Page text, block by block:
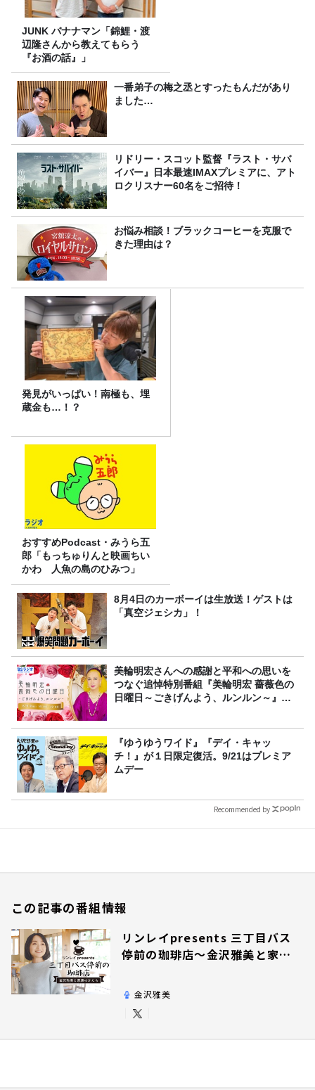
JUNK バナナマン「錦鯉・渡
辺隆さんから教えてもらう
『お酒の話』」
一番弟子の梅之丞とすったもんだがあり
ました…
リドリー・スコット監督『ラスト・サバ
イバー』日本最速IMAXプレミアに、アト
ロクリスナー60名をご招待！
お悩み相談！ブラックコーヒーを克服で
きた理由は？
発見がいっぱい！南極も、埋
蔵金も…！？
おすすめPodcast・みうら五
郎「もっちゅりんと映画ちい
かわ 人魚の島のひみつ」
8月4日のカーボーイは生放送！ゲストは
「真空ジェシカ」！
美輪明宏さんへの感謝と平和への思いを
つなぐ追悼特別番組『美輪明宏 薔薇色の
日曜日～ごきげんよう、ルンルン～』
『ゆうゆうワイド』『デイ・キャッ
チ！』が１日限定復活。9/21はプレミア
ムデー
Recommended by
この記事の番組情報
リンレイpresents 三丁目バス
停前の珈琲店～金沢雅美と家族
金沢雅美